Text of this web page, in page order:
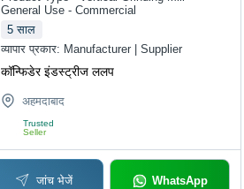
General Use - Commercial
5 साल
व्यापार प्रकार: Manufacturer | Supplier
कॉन्फिडेर इंडस्ट्रीज ललप
अहमदाबाद
Trusted
Seller
जांच भेजें WhatsApp